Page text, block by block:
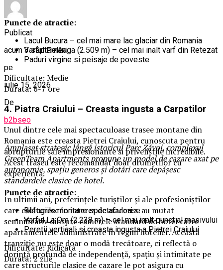
masiv.
Puncte de atractie:
Lacul Bucura – cel mai mare lac glaciar din Romania
Varful Peleaga (2.509 m) – cel mai inalt varf din Retezat
Paduri virgine si peisaje de poveste
Dificultate: Medie
Durata: 6-7 ore
4. Piatra Craiului – Creasta ingusta a Carpatilor
Unul dintre cele mai spectaculoase trasee montane din
Romania este creasta Pietrei Craiului, cunoscuta pentru
abrupturile sale impresionante si privelistile incredibile.
Acest traseu este recomandat doar drumetilor cu
experienta.
Puncte de atractie:
Refugiile montane spectaculoase
Varful La Om (2.238 m) – cel mai inalt punct al masivului
Peretii verticali si creasta ingusta a Pietrei Craiului
Dificultate: Ridicata
Durata: 2 zile
Publicat
acum 3 săptămâni
pe
iulie 15, 2026
De
b2bseo
Amplasat strategic lângă istoricul Parc Zăvoi, complexul
GreenTeam Apartments propune un model de cazare axat pe
autonomie, spațiu generos și dotări care depășesc
standardele clasice de hotel.
În ultimii ani, preferințele turiștilor și ale profesioniștilor
care călătoresc în interes de afaceri s-au mutat
semnificativ dinspre camerele standard de hotel către
apartamentele administrate în regim hotelier. Această
tranziție nu este doar o modă trecătoare, ci reflectă o
dorință profundă de independență, spațiu și intimitate pe
care structurile clasice de cazare le pot asigura cu